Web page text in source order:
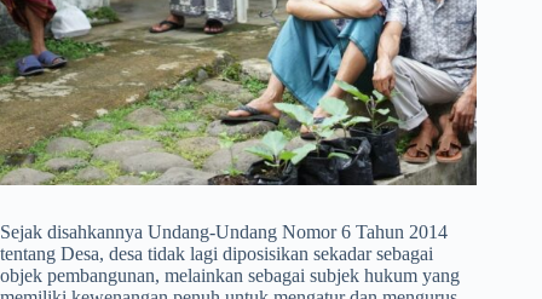
Sejak disahkannya Undang-Undang Nomor 6 Tahun 2014
tentang Desa, desa tidak lagi diposisikan sekadar sebagai
objek pembangunan, melainkan sebagai subjek hukum yang